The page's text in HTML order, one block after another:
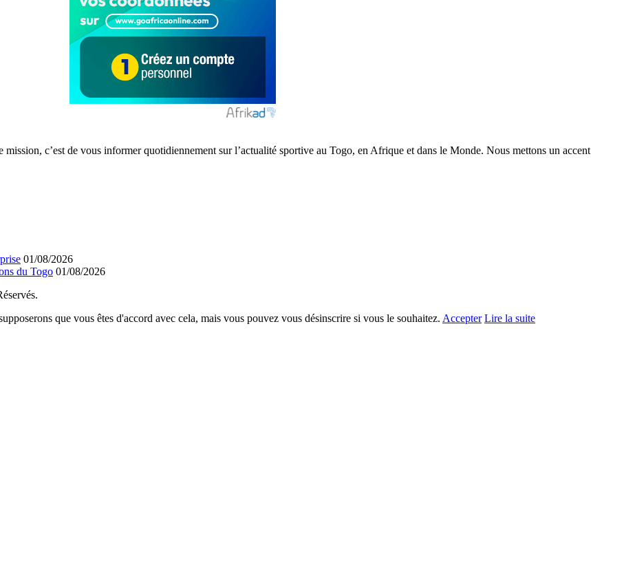
c’est de vous informer quotidiennement sur l’actualité sportive au Togo, en Afrique et dans le Monde. Nous mettons un accent
01/08/2026
du Togo 01/08/2026
que vous êtes d'accord avec cela, mais vous pouvez vous désinscrire si vous le souhaitez. Accepter Lire la suite